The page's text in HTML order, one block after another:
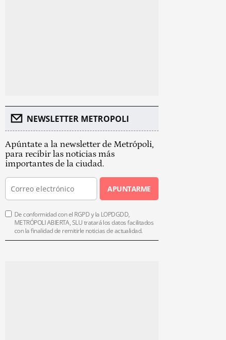
NEWSLETTER METROPOLI
Apúntate a la newsletter de Metrópoli,
para recibir las noticias más
importantes de la ciudad.
APUNTARME
De conformidad con el RGPD y la LOPDGDD,
METRÓPOLI ABIERTA, SLU tratará los datos facilitados
con la finalidad de remitirle noticias de actualidad.